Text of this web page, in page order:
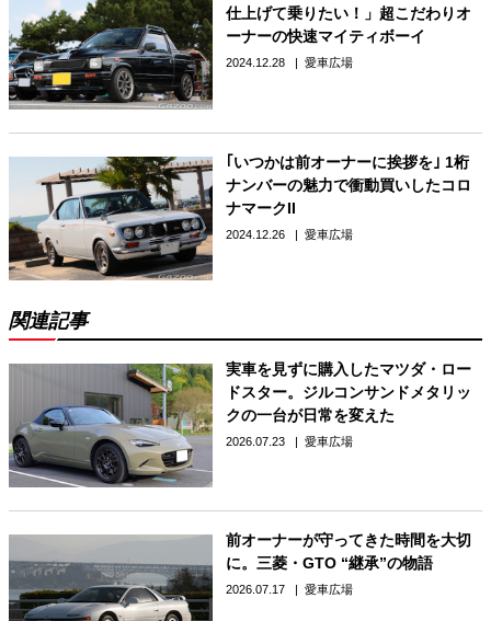
仕上げて乗りたい！」超こだわりオ
ーナーの快速マイティボーイ
2024.12.28 愛車広場
｢いつかは前オーナーに挨拶を｣ 1桁
ナンバーの魅力で衝動買いしたコロ
ナマークII
2024.12.26 愛車広場
関連記事
実車を見ずに購入したマツダ・ロー
ドスター。ジルコンサンドメタリッ
クの一台が日常を変えた
2026.07.23 愛車広場
前オーナーが守ってきた時間を大切
に。三菱・GTO “継承”の物語
2026.07.17 愛車広場